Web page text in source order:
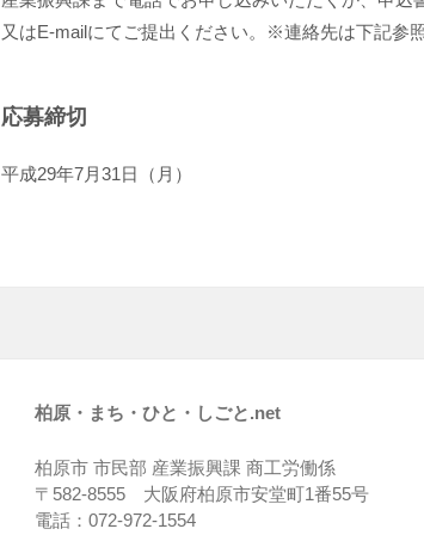
又はE-mailにてご提出ください。※連絡先は下記参
応募締切
平成29年7月31日（月）
柏原・まち・ひと・しごと.net
柏原市 市民部 産業振興課 商工労働係
〒582-8555 大阪府柏原市安堂町1番55号
電話：072-972-1554